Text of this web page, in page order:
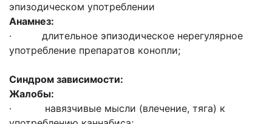
эпизодическом употреблении
Анамнез:
· длительное эпизодическое нерегулярное
употребление препаратов конопли;
Синдром зависимости:
Жалобы:
· навязчивые мысли (влечение, тяга) к